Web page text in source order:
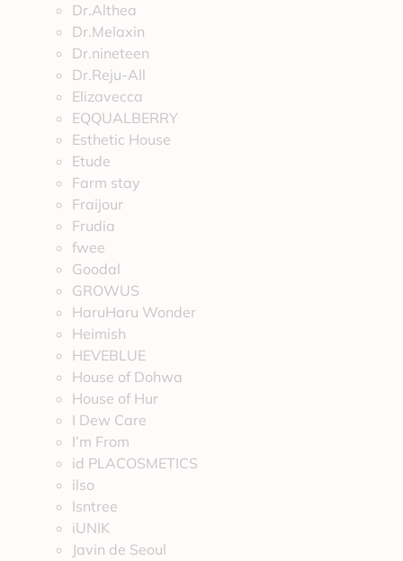
Dr.Althea
Dr.Melaxin
Dr.nineteen
Dr.Reju-All
Elizavecca
EQQUALBERRY
Esthetic House
Etude
Farm stay
Fraijour
Frudia
fwee
Goodal
GROWUS
HaruHaru Wonder
Heimish
HEVEBLUE
House of Dohwa
House of Hur
I Dew Care
I’m From
id PLACOSMETICS
ilso
Isntree
iUNIK
Javin de Seoul